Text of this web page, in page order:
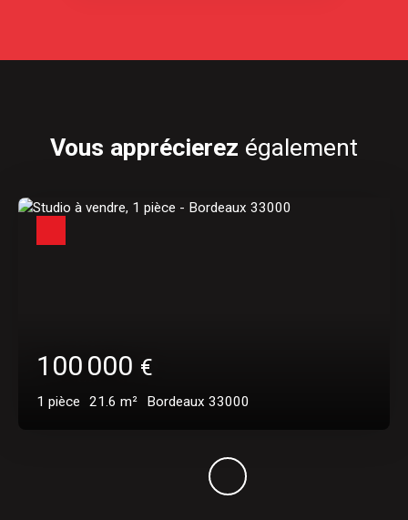
Vous apprécierez également
100 000 €
1 pièce 21.6 m² Bordeaux 33000